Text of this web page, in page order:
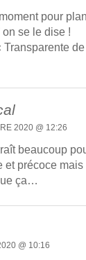
pour
on se le dise !
Transparente
2020 @ 12:26
beaucoup
et précoce
ça…
@ 10:16